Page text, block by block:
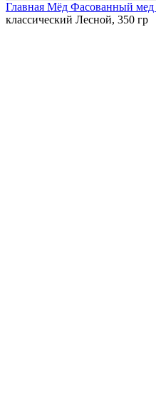
Главная Мёд Фасованный мед
классический Лесной, 350 гр